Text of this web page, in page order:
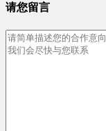
请您留言